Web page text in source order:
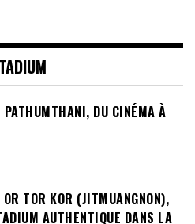
PATHUMTHANI, DU CINÉMA À
TOR KOR (JITMUANGNON),
AUTHENTIQUE DANS LA